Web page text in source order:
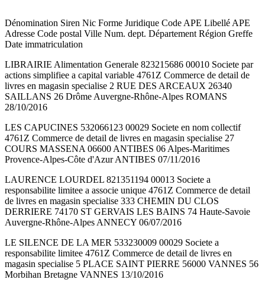
Dénomination Siren Nic Forme Juridique Code APE Libellé APE
Adresse Code postal Ville Num. dept. Département Région Greffe
Date immatriculation
LIBRAIRIE Alimentation Generale 823215686 00010 Societe par
actions simplifiee a capital variable 4761Z Commerce de detail de
livres en magasin specialise 2 RUE DES ARCEAUX 26340
SAILLANS 26 Drôme Auvergne-Rhône-Alpes ROMANS
28/10/2016
LES CAPUCINES 532066123 00029 Societe en nom collectif
4761Z Commerce de detail de livres en magasin specialise 27
COURS MASSENA 06600 ANTIBES 06 Alpes-Maritimes
Provence-Alpes-Côte d'Azur ANTIBES 07/11/2016
LAURENCE LOURDEL 821351194 00013 Societe a
responsabilite limitee a associe unique 4761Z Commerce de detail
de livres en magasin specialise 333 CHEMIN DU CLOS
DERRIERE 74170 ST GERVAIS LES BAINS 74 Haute-Savoie
Auvergne-Rhône-Alpes ANNECY 06/07/2016
LE SILENCE DE LA MER 533230009 00029 Societe a
responsabilite limitee 4761Z Commerce de detail de livres en
magasin specialise 5 PLACE SAINT PIERRE 56000 VANNES 56
Morbihan Bretagne VANNES 13/10/2016